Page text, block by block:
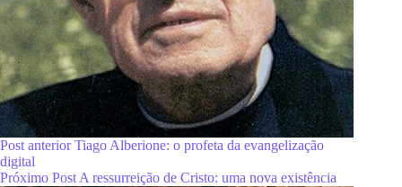
PostanteriorTiago Alberione: o profeta da evangelização
digital
Próximo PostA ressurreição de Cristo: uma nova existência